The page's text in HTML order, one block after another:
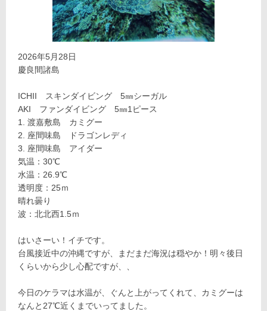
2026年5月28日
慶良間諸島
ICHII スキンダイビング 5㎜シーガル
AKI ファンダイビング 5㎜1ピース
渡嘉敷島 カミグー
座間味島 ドラゴンレディ
座間味島 アイダー
気温：30℃
水温：26.9℃
透明度：25ｍ
晴れ曇り
波：北北西1.5ｍ
はいさーい！イチです。
台風接近中の沖縄ですが、まだまだ海況は穏やか！明々後日
くらいから少し心配ですが、、
今日のケラマは水温が、ぐんと上がってくれて、カミグーは
なんと27℃近くまでいってました。